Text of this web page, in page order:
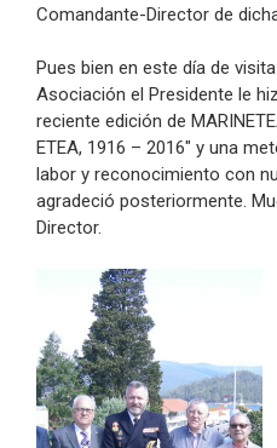
Comandante-Director de
Pues bien en este día de
Asociación el Presidente le
reciente edición de
ETEA, 1916 – 2016″ y una
labor y reconocimiento con
agradeció posteriormente.
Director.